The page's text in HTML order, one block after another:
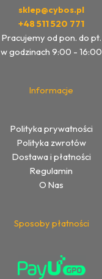
sklep@cybos.pl
+48 511 520 771
Pracujemy od pon. do pt.
w godzinach 9:00 - 16:00
Informacje
Polityka prywatności
Polityka zwrotów
Dostawa i płatności
Regulamin
O Nas
Sposoby płatności